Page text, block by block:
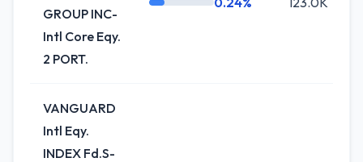
GROUP INC-
Intl Core Eqy.
2 PORT.
VANGUARD
Intl Eqy.
INDEX Fd.S-